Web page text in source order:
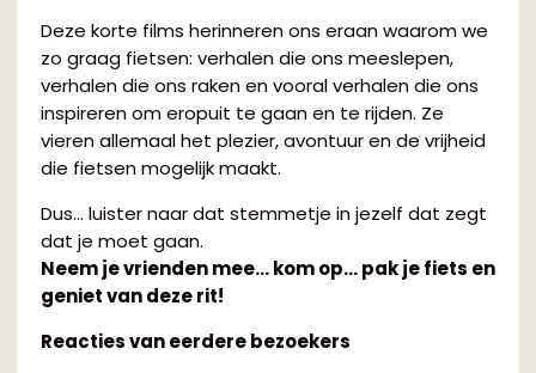
Deze korte films herinneren ons eraan waarom we
zo graag fietsen: verhalen die ons meeslepen,
verhalen die ons raken en vooral verhalen die ons
inspireren om eropuit te gaan en te rijden. Ze
vieren allemaal het plezier, avontuur en de vrijheid
die fietsen mogelijk maakt.
Dus… luister naar dat stemmetje in jezelf dat zegt
dat je moet gaan.
Neem je vrienden mee… kom op… pak je fiets en
geniet van deze rit!
Reacties van eerdere bezoekers